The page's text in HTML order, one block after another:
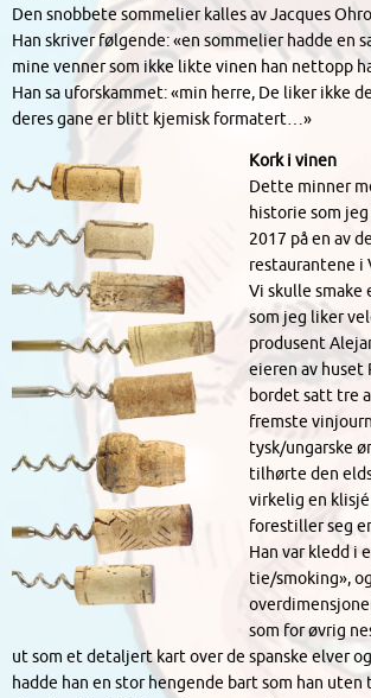
Den snobbete sommelier kalles av Jacques
Han skriver følgende: «en sommelier hadde en
mine venner som ikke likte vinen han nettopp
Han sa uforskammet: «min herre, De liker ikke
deres gane er blitt kjemisk formatert…»
Kork i vinen
Dette minner
historie som
2017 på en av
restaurantene i
Vi skulle smake
som jeg liker
produsent
eieren av huset
bordet satt tre
fremste
tysk/ungarske
tilhørte den
virkelig en
forestiller seg
Han var kledd i
tie/smoking»,
som for øvrig
ut som et detaljert kart over de spanske elver
hadde han en stor hengende bart som han